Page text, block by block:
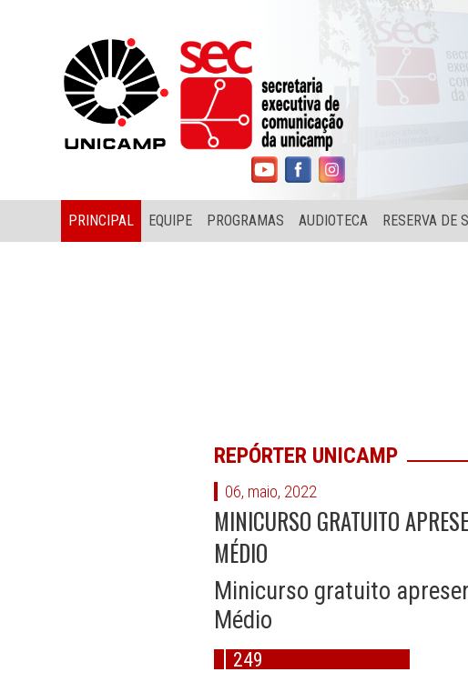
PRINCIPAL EQUIPE PROGRAMAS AUDIOTECA RESERVA DE
REPÓRTER UNICAMP
06, maio, 2022
MINICURSO GRATUITO
MÉDIO
Minicurso gratuito
Médio
249